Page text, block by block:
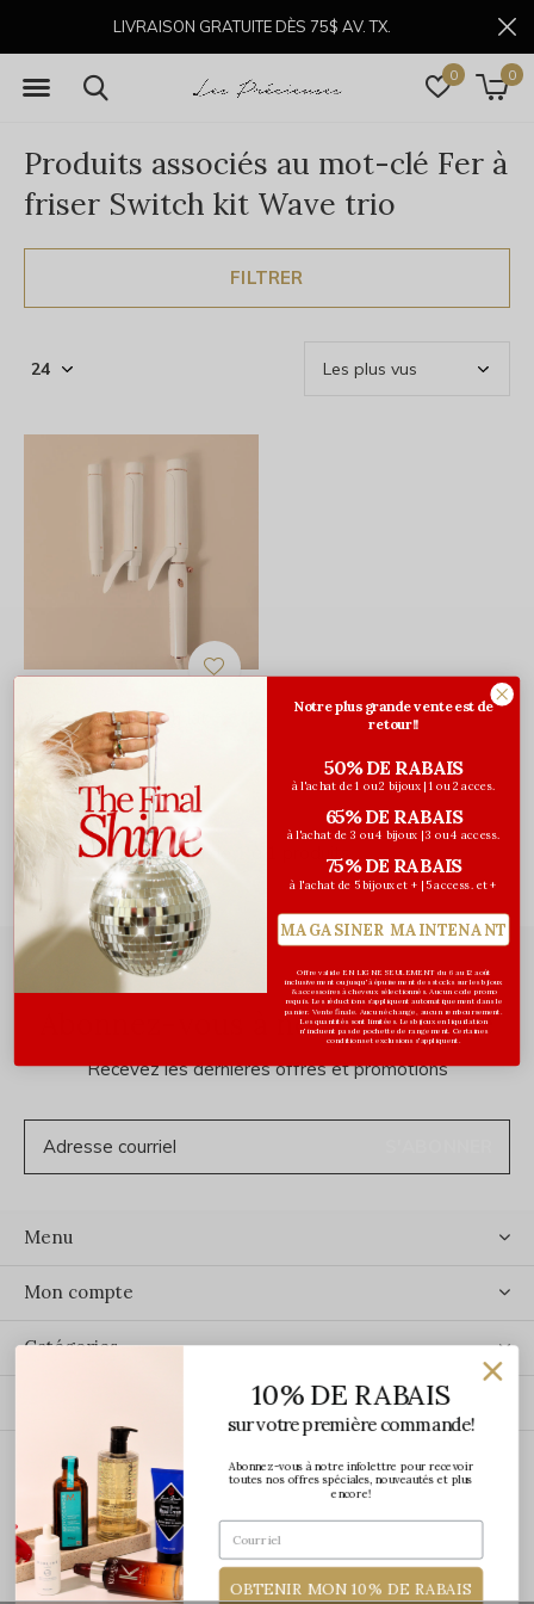
0 0
LIVRAISON GRATUITE DÈS 75$ AV. TX.
Produits associés au mot-clé Fer à
friser Switch kit Wave trio
FILTRER
Fer à friser Switch kit
Wave Trio
499,99$CA
Avant les taxes
Vu de 1 à 1 produits
Abonnez-vous à notre infolettre
Recevez les dernières offres et promotions
Menu
Mon compte
Catégories
ÉCRIVEZ-NOUS
Notre plus grande vente est de
retour!!
50% DE RABAIS
à l'achat de 1 ou 2 bijoux | 1 ou 2 acces.
65% DE RABAIS
à l'achat de 3 ou 4 bijoux | 3 ou 4 access.
75% DE RABAIS
à l'achat de 5 bijoux et + | 5 access. et +
MAGASINER MAINTENANT
Offre valide EN LIGNE SEULEMENT du 6 au 12 août
inclusivement ou jusqu'à épuisement des stocks sur les bijoux
& accessoires à cheveux sélectionnés. Aucun code promo
requis. Les réductions s’appliquent automatiquement dans le
panier. Vente finale. Aucun échange, aucun remboursement.
Les quantités sont limitées. Les bijoux en liquidation
n'incluent pas de pochette de rangement. Certaines
conditions et exclusions s'appliquent.
10% DE RABAIS
sur votre première commande!
Abonnez-vous à notre infolettre pour recevoir
toutes nos offres spéciales, nouveautés et plus
encore!
OBTENIR MON 10% DE RABAIS